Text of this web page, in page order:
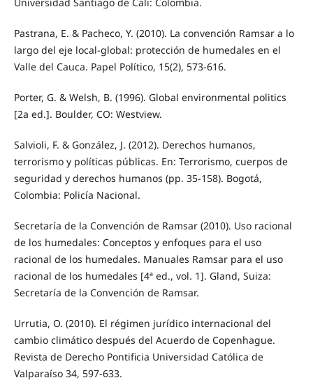
Universidad Santiago de Cali: Colombia.
Pastrana, E. & Pacheco, Y. (2010). La convención Ramsar a lo
largo del eje local-global: protección de humedales en el
Valle del Cauca. Papel Político, 15(2), 573-616.
Porter, G. & Welsh, B. (1996). Global environmental politics
[2a ed.]. Boulder, CO: Westview.
Salvioli, F. & González, J. (2012). Derechos humanos,
terrorismo y políticas públicas. En: Terrorismo, cuerpos de
seguridad y derechos humanos (pp. 35-158). Bogotá,
Colombia: Policía Nacional.
Secretaría de la Convención de Ramsar (2010). Uso racional
de los humedales: Conceptos y enfoques para el uso
racional de los humedales. Manuales Ramsar para el uso
racional de los humedales [4ª ed., vol. 1]. Gland, Suiza:
Secretaría de la Convención de Ramsar.
Urrutia, O. (2010). El régimen jurídico internacional del
cambio climático después del Acuerdo de Copenhague.
Revista de Derecho Pontificia Universidad Católica de
Valparaíso 34, 597-633.